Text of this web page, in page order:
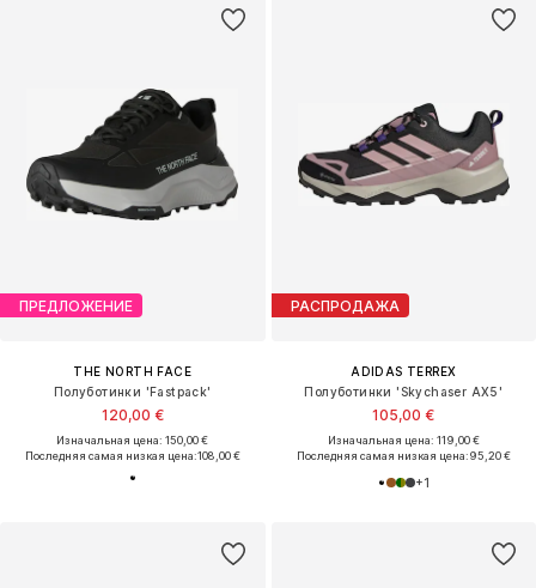
ПРЕДЛОЖЕНИЕ
THE NORTH FACE
Полуботинки 'Fastpack'
120,00 €
Изначальная цена: 150,00 €
Последняя самая низкая цена:108,00 €
РАСПРОДАЖА
ADIDAS TERREX
Полуботинки 'Skychaser AX5'
105,00 €
Изначальная цена: 119,00 €
Последняя самая низкая цена:95,20 €
+1